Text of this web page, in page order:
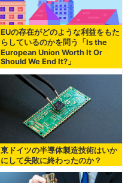
EUの存在がどのような利益をもた
らしているのかを問う「Is the
European Union Worth It Or
Should We End It?」
東ドイツの半導体製造技術はいか
にして失敗に終わったのか？